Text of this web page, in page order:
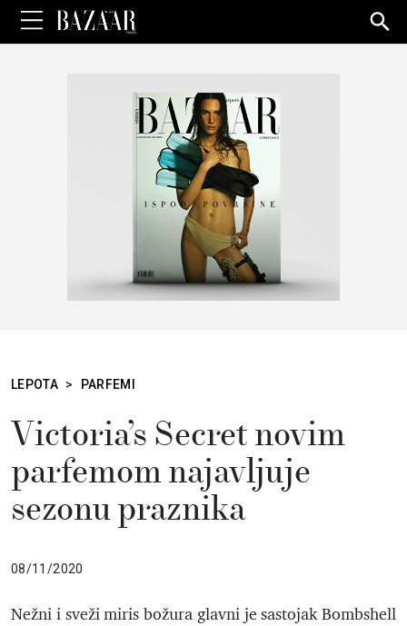
for:
LEPOTA > PARFEMI
Victoria’s Secret novim
parfemom najavljuje
sezonu praznika
08/11/2020
Nežni i sveži miris božura glavni je sastojak Bombshell